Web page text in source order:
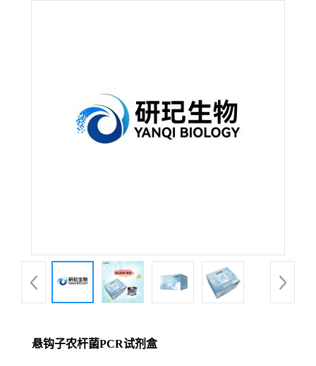
悬钩子农杆菌PCR试剂盒